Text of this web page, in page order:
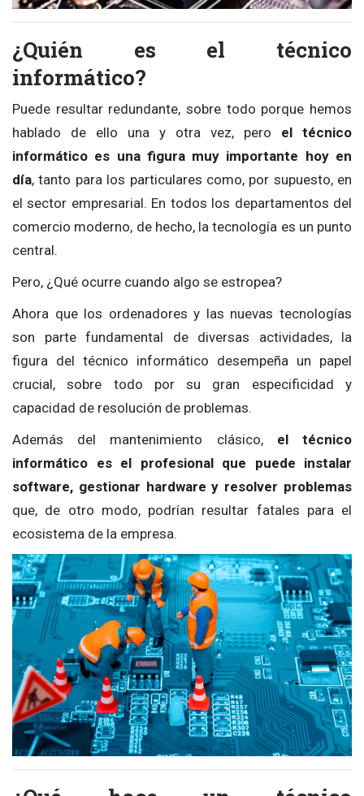
¿Quién es el técnico
informático?
Puede resultar redundante, sobre todo porque hemos
hablado de ello una y otra vez, pero el técnico
informático es una figura muy importante hoy en
día, tanto para los particulares como, por supuesto, en
el sector empresarial. En todos los departamentos del
comercio moderno, de hecho, la tecnología es un punto
central.
Pero, ¿Qué ocurre cuando algo se estropea?
Ahora que los ordenadores y las nuevas tecnologías
son parte fundamental de diversas actividades, la
figura del técnico informático desempeña un papel
crucial, sobre todo por su gran especificidad y
capacidad de resolución de problemas.
Además del mantenimiento clásico, el técnico
informático es el profesional que puede instalar
software, gestionar hardware y resolver problemas
que, de otro modo, podrían resultar fatales para el
ecosistema de la empresa.